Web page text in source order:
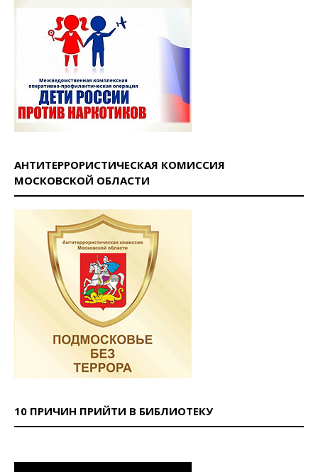
АНТИТЕРРОРИСТИЧЕСКАЯ КОМИССИЯ
МОСКОВСКОЙ ОБЛАСТИ
10 ПРИЧИН ПРИЙТИ В БИБЛИОТЕКУ